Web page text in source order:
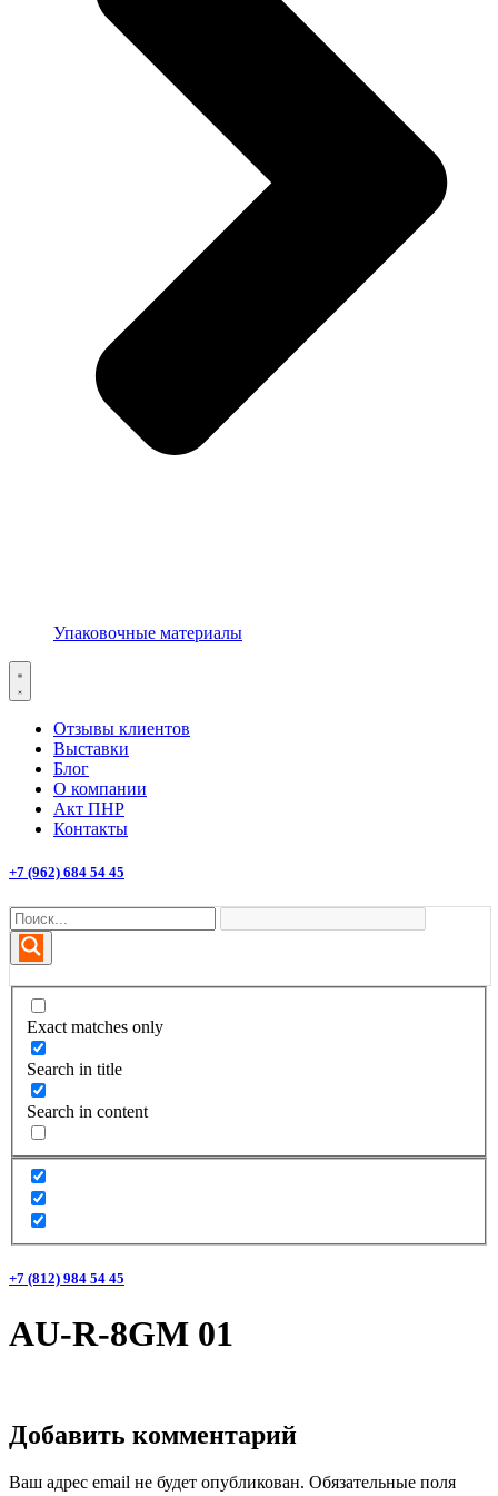
Упаковочные материалы
Отзывы клиентов
Выставки
Блог
О компании
Акт ПНР
Контакты
+7 (962) 684 54 45
Exact matches only
Search in title
Search in content
+7 (812) 984 54 45
AU-R-8GM 01
Добавить комментарий
Ваш адрес email не будет опубликован. Обязательные поля